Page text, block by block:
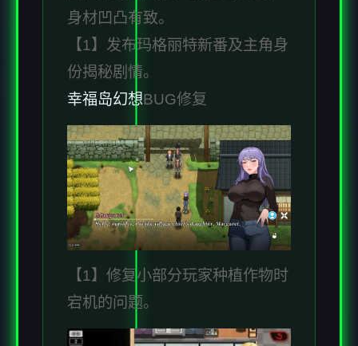
身材凹凸有致。
【1】发布玛格丽特新番及主角身
份揭秘剧情。
幸福岛幻想BUG修复
【1】修复小部分玩家种植作物时
宕机的问题。